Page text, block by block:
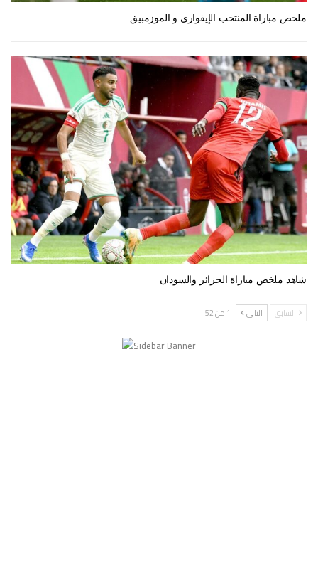
ملخص مباراة المنتخب الإيفواري و الموزمبيق
شاهد ملخص مباراة الجزائر والسودان
السابق التالي 1 من 52